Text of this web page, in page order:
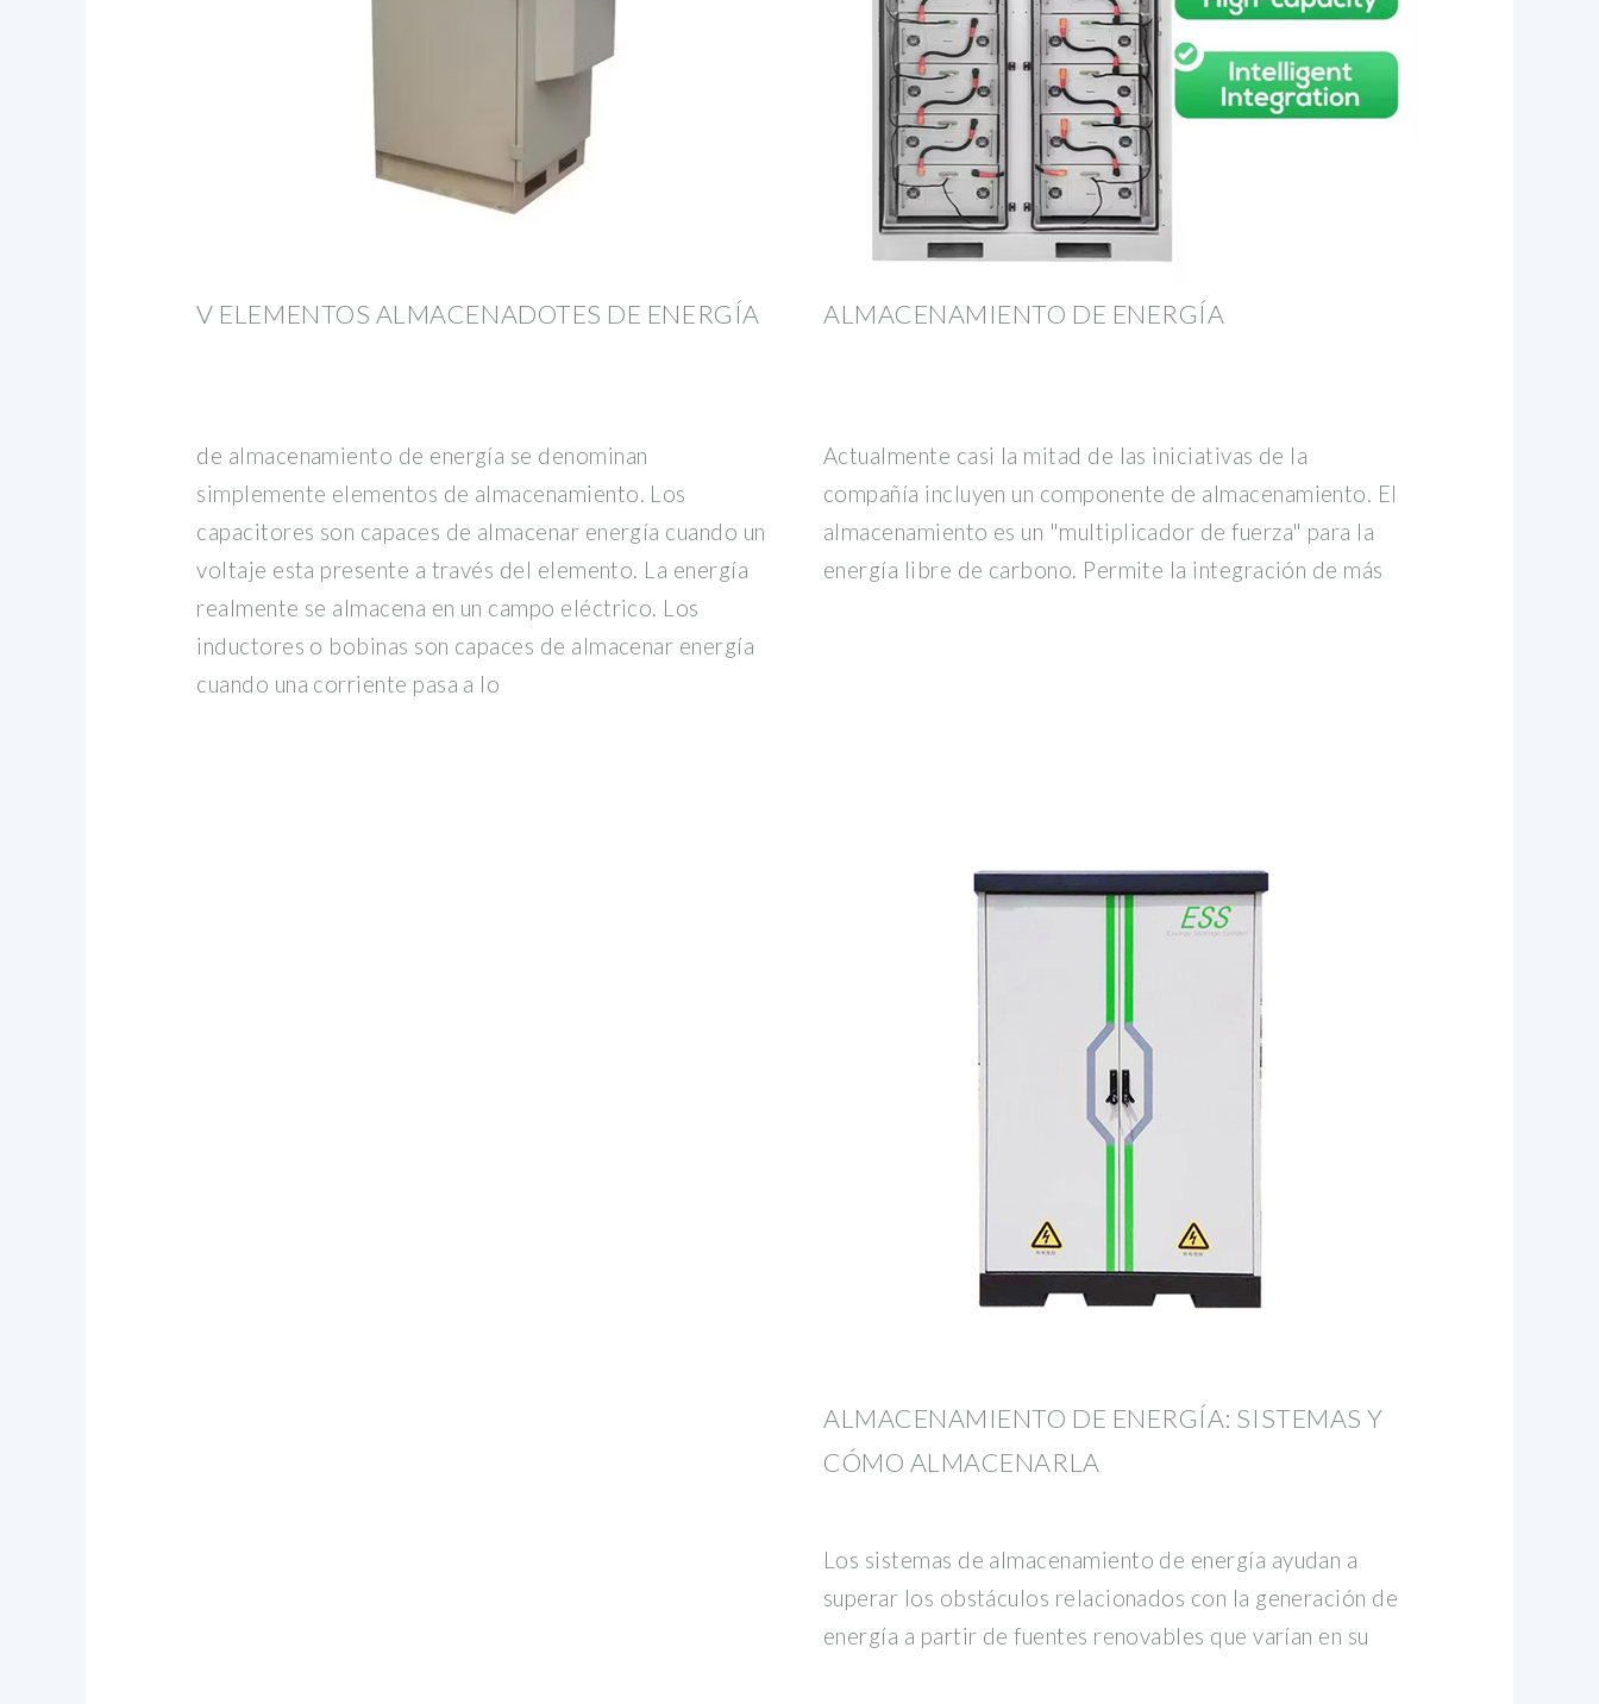
V ELEMENTOS ALMACENADOTES DE ENERGÍA
de almacenamiento de energía se denominan
simplemente elementos de almacenamiento. Los
capacitores son capaces de almacenar energía cuando un
voltaje esta presente a través del elemento. La energía
realmente se almacena en un campo eléctrico. Los
inductores o bobinas son capaces de almacenar energía
cuando una corriente pasa a lo
ALMACENAMIENTO DE ENERGÍA
Actualmente casi la mitad de las iniciativas de la
compañía incluyen un componente de almacenamiento. El
almacenamiento es un "multiplicador de fuerza" para la
energía libre de carbono. Permite la integración de más
ALMACENAMIENTO DE ENERGÍA: SISTEMAS Y
CÓMO ALMACENARLA
Los sistemas de almacenamiento de energía ayudan a
superar los obstáculos relacionados con la generación de
energía a partir de fuentes renovables que varían en su